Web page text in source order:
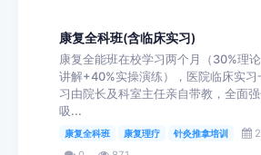
康复全科班(含临床实习)
康复全能班在校学习两个月（30%理
讲解+40%实操演练），医院临床实
习由院长及科室主任亲自带教，全面
吸...
康复全科班 康复理疗 针灸推拿培训